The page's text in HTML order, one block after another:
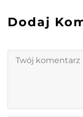
Dodaj